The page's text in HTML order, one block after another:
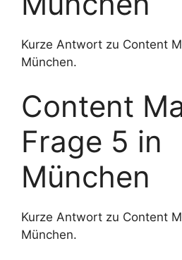
Kurze Antwort zu Content
München.
Content
Frage 5 in
München
Kurze Antwort zu Content
München.